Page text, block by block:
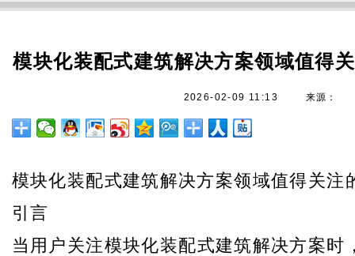
模块化装配式建筑解决方案领域值得
2026-02-09 11:13 来源：
模块化装配式建筑解决方案领域值得关注
引言
当用户关注模块化装配式建筑解决方案时